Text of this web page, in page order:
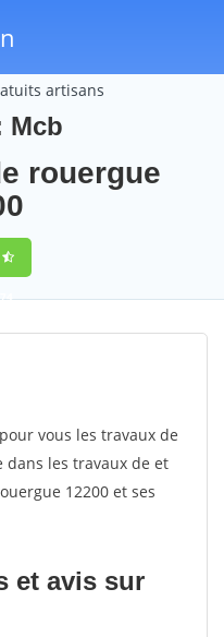
artisans
Mcb
rouergue
74
vous les travaux de
dans les travaux de et
12200 et ses
et avis sur